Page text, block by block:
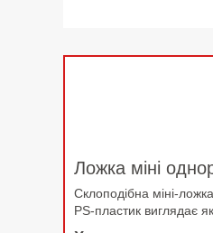
Ложка міні
Склоподібна міні-
PS-пластик виглядає